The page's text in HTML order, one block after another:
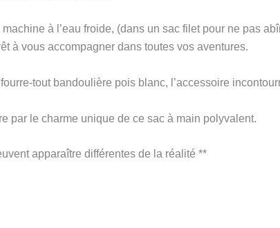
à l’eau froide, (dans un sac filet pour ne pas
à vous accompagner dans toutes vos aventures.
tout bandoulière pois blanc, l’accessoire
par le charme unique de ce sac à main polyvalent.
apparaître différentes de la réalité **